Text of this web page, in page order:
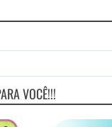
VOCÊ!!!